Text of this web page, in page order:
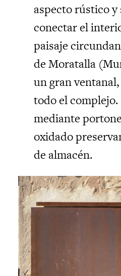
aspecto rústico y
conectar el
paisaje
de Moratalla
un gran
todo el
mediante
oxidado
de almacén.